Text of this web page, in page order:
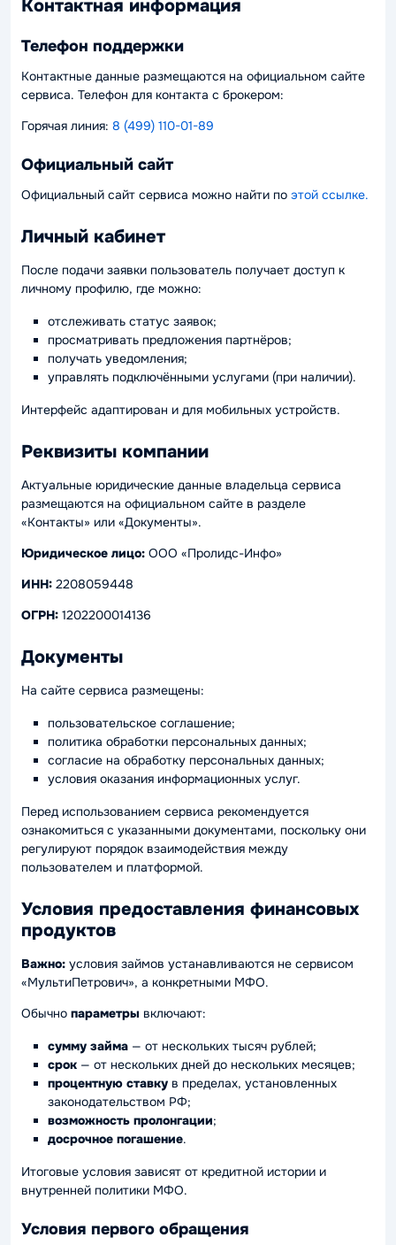
Контактная информация
Телефон поддержки
Контактные данные размещаются на официальном сайте
сервиса. Телефон для контакта с брокером:
Горячая линия: 8 (499) 110-01-89
Официальный сайт
Официальный сайт сервиса можно найти по этой ссылке.
Личный кабинет
После подачи заявки пользователь получает доступ к
личному профилю, где можно:
отслеживать статус заявок;
просматривать предложения партнёров;
получать уведомления;
управлять подключёнными услугами (при наличии).
Интерфейс адаптирован и для мобильных устройств.
Реквизиты компании
Актуальные юридические данные владельца сервиса
размещаются на официальном сайте в разделе
«Контакты» или «Документы».
Юридическое лицо: ООО «Пролидс-Инфо»
ИНН: 2208059448
ОГРН: 1202200014136
Документы
На сайте сервиса размещены:
пользовательское соглашение;
политика обработки персональных данных;
согласие на обработку персональных данных;
условия оказания информационных услуг.
Перед использованием сервиса рекомендуется
ознакомиться с указанными документами, поскольку они
регулируют порядок взаимодействия между
пользователем и платформой.
Условия предоставления финансовых
продуктов
Важно: условия займов устанавливаются не сервисом
«МультиПетрович», а конкретными МФО.
Обычно параметры включают:
сумму займа — от нескольких тысяч рублей;
срок — от нескольких дней до нескольких месяцев;
процентную ставку в пределах, установленных
законодательством РФ;
возможность пролонгации;
досрочное погашение.
Итоговые условия зависят от кредитной истории и
внутренней политики МФО.
Условия первого обращения